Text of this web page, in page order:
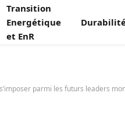
Transition
Energétique
et EnR
parmi les futurs leaders